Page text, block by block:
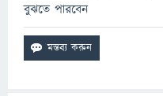
বুঝতে পারবেন